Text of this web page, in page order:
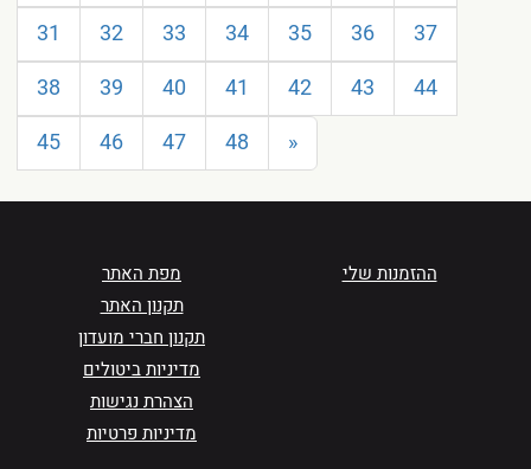
31
32 33 34 35 36
37
38
39 40 41 42 43
44
45
46 47 48 »
ההזמנות שלי
מפת האתר
תקנון האתר
תקנון חברי מועדון
מדיניות ביטולים
הצהרת נגישות
מדיניות פרטיות